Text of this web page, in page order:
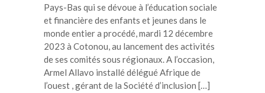
Pays-Bas qui se dévoue à l’éducation sociale
et financière des enfants et jeunes dans le
monde entier a procédé, mardi 12 décembre
2023 à Cotonou, au lancement des activités
de ses comités sous régionaux. A l’occasion,
Armel Allavo installé délégué Afrique de
l’ouest , gérant de la Société d’inclusion […]